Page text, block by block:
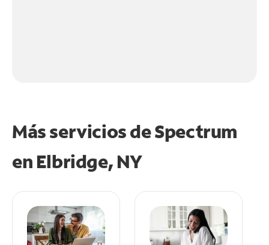
Más servicios de Spectrum
en Elbridge, NY